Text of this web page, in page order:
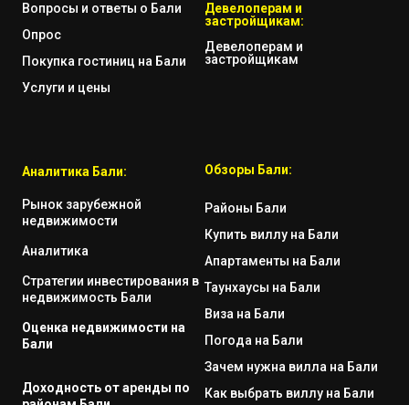
Вопросы и ответы о Бали
Опрос
Покупка гостиниц на Бали
Услуги и цены
Девелоперам и
застройщикам:
Девелоперам и
застройщикам
Аналитика Бали:
Рынок зарубежной
недвижимости
Аналитика
Стратегии инвестирования в
недвижимость Бали
Оценка недвижимости на
Бали
Доходность от аренды по
Обзоры Бали:
Районы Бали
Купить виллу на Бали
Апартаменты на Бали
Таунхаусы на Бали
Виза на Бали
Погода на Бали
Зачем нужна вилла на Бали
Как выбрать виллу на Бали